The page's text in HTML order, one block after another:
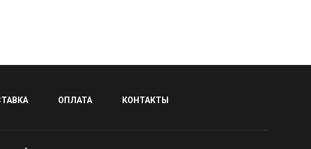
ОПЛАТА КОНТАКТЫ